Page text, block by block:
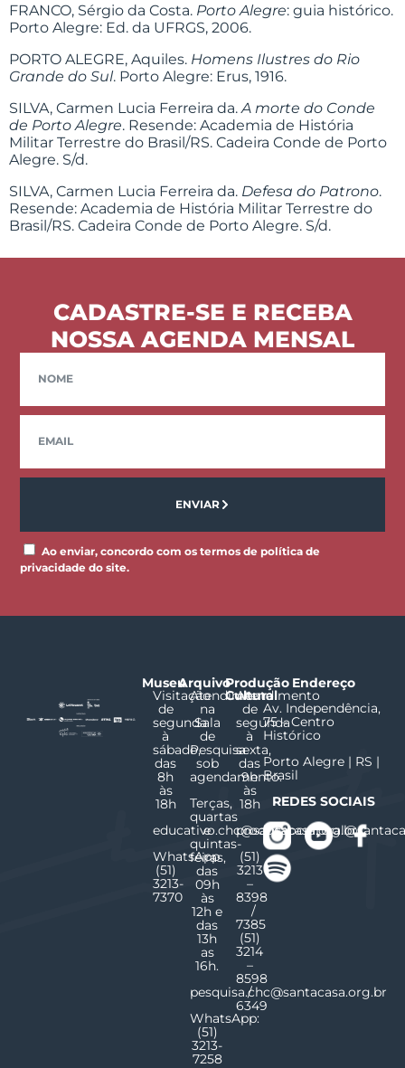
FRANCO, Sérgio da Costa. Porto Alegre: guia histórico.
Porto Alegre: Ed. da UFRGS, 2006.
PORTO ALEGRE, Aquiles. Homens Ilustres do Rio
Grande do Sul. Porto Alegre: Erus, 1916.
SILVA, Carmen Lucia Ferreira da.A morte do Conde
de Porto Alegre. Resende: Academia de História
Militar Terrestre do Brasil/RS. Cadeira Conde de Porto
Alegre. S/d.
SILVA, Carmen Lucia Ferreira da. Defesa do Patrono.
Resende: Academia de História Militar Terrestre do
Brasil/RS. Cadeira Conde de Porto Alegre. S/d.
CADASTRE-SE E RECEBA
NOSSA AGENDA MENSAL
Ao enviar, concordo com os termos de política de
privacidade do site.
ENVIAR
Museu
Visitação
de
segunda
à
sábado,
das
8h
às
18h
educativo.chc@santacasa.org.br
WhatsApp
(51)
3213-
7370
Arquivo
Atendimento
na
Sala
de
Pesquisa
sob
agendamento.
Terças,
quartas
e
quintas-
feiras,
das
09h
às
12h e
das
13h
as
16h.
pesquisa.chc@santacasa.org.br
WhatsApp:
(51)
3213-
7258
Produção
Cultural
Atendimento
de
segunda
à
sexta,
das
9h
às
18h
(51)
3213
–
8398
/
7385
(51)
3214
–
8598
/
6349
Endereço
Av. Independência,
75 – Centro
Histórico
Porto Alegre | RS |
Brasil
REDES SOCIAIS